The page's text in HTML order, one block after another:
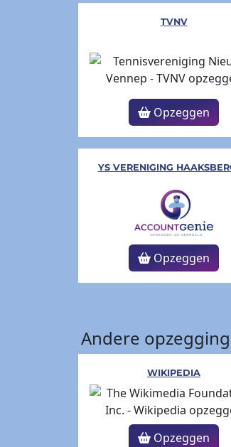
TVNV
Opzeggen
YS VERENIGING
Opzeggen
Andere
WIKIPEDIA
Opzeggen